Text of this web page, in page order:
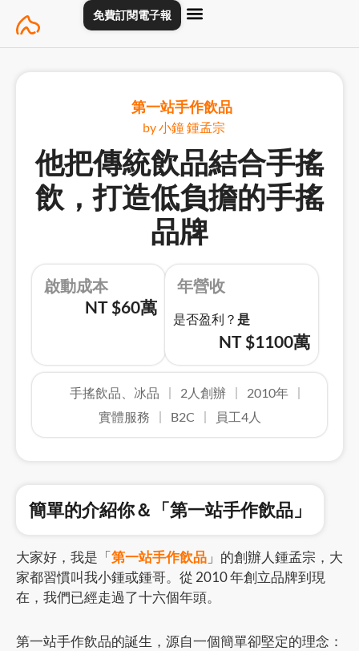
content
免費訂閱電子報
第一站手作飲品
by 小鐘 鍾孟宗
他把傳統飲品結合手搖
飲，打造低負擔的手搖
品牌
啟動成本
NT $60萬
年營收
是否盈利？ 是
NT $1100萬
手搖飲品、冰品 2人創辦
2010年
實體服務
B2C 員工4人
簡單的介紹你＆「第一站手作飲品」
大家好，我是「第一站手作飲品 」的創辦人鍾孟宗，大
家都習慣叫我小鍾或鍾哥。從 2010 年創立品牌到現
在，我們已經走過了十六個年頭。
第一站手作飲品的誕生，源自一個簡單卻堅定的理念：